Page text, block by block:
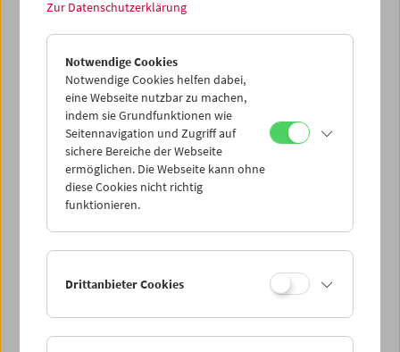
Treibgut: Evgeny Yufit
Zur Datenschutzerklärung
Notwendige Cookies
Notwendige Cookies helfen dabei,
eine Webseite nutzbar zu machen,
indem sie Grundfunktionen wie
Seitennavigation und Zugriff auf
sichere Bereiche der Webseite
ermöglichen. Die Webseite kann ohne
diese Cookies nicht richtig
funktionieren.
Drittanbieter Cookies